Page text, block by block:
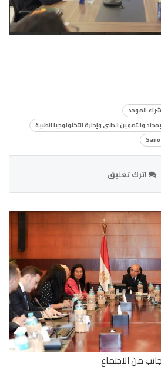
الموحد
والتموين الطبى وإدارة التكنولوجيا الطبية
اترك تعليق
جانب من الاجتماع